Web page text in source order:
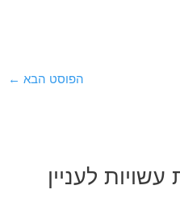
הפוסט הבא ←
לעניין